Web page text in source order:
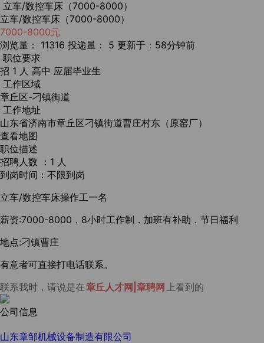
立车/数控车床（7000-8000）
立车/数控车床（7000-8000）
7000-8000元
浏览量： 11316 投递量： 5 更新于：58分钟前
职位要求
招 1 人 高中 应届毕业生
工作区域
章丘区-刁镇街道
工作地址
山东省济南市章丘区刁镇街道曹庄村东（原窑厂）
查看地图
职位描述
招聘人数 ：1 人
到岗时间：不限到岗
立车/数控车床操作工一名
薪资:7000-8000，8小时工作制，加班有补助，节日福利
地点:刁镇曹庄
有意者可直接打电话联系。
联系我时，请说是在章丘人才网|章聘网 上看到的
公司信息
山东章邹机械设备制造有限公司